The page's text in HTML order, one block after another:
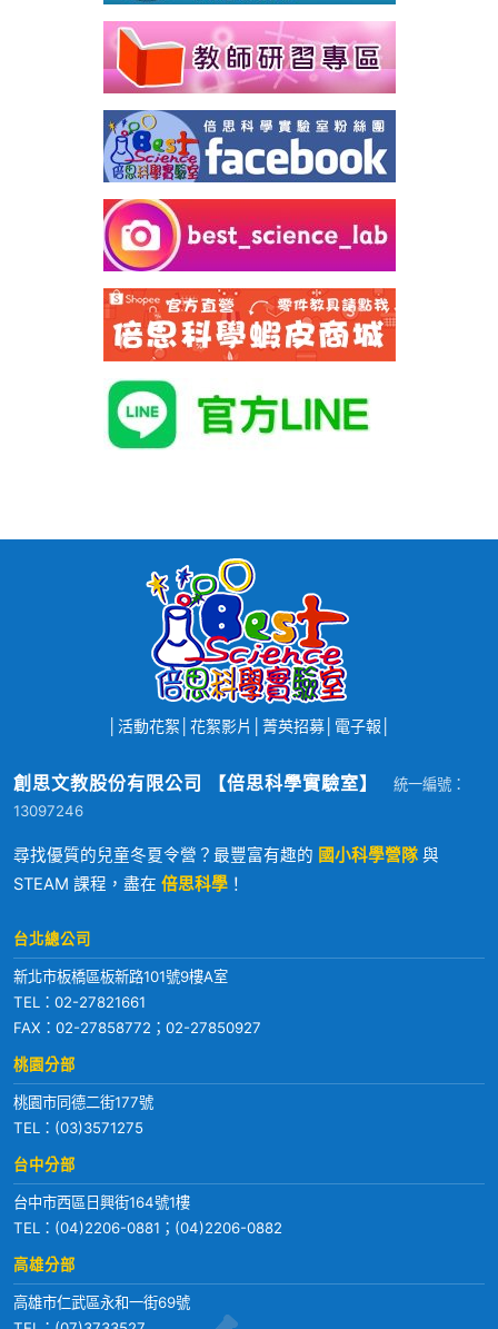
活動花絮 花絮影片 菁英招募│ 電子報
創思文教股份有限公司 【倍思科學實驗室】
統一編號：
13097246
尋找優質的兒童冬夏令營？最豐富有趣的 國小科學營隊 與
STEAM 課程，盡在 倍思科學 ！
台北總公司
新北市板橋區板新路101號9樓A室
TEL： 02-27821661
FAX：02-27858772；02-27850927
桃園分部
桃園市同德二街177號
TEL： (03)3571275
台中分部
台中市西區日興街164號1樓
TEL： (04)2206-0881 ； (04)2206-0882
高雄分部
高雄市仁武區永和一街69號